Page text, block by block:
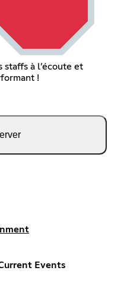
staffs à l’écoute et
!
Events